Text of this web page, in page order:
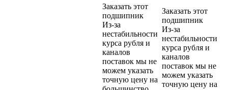
Заказать этот
подшипник
Из-за
нестабильности
курса рубля и
каналов
поставок мы не
можем указать
точную цену на
Заказать этот
подшипник
Из-за
нестабильности
курса рубля и
каналов
поставок мы не
можем указать
точную цену на